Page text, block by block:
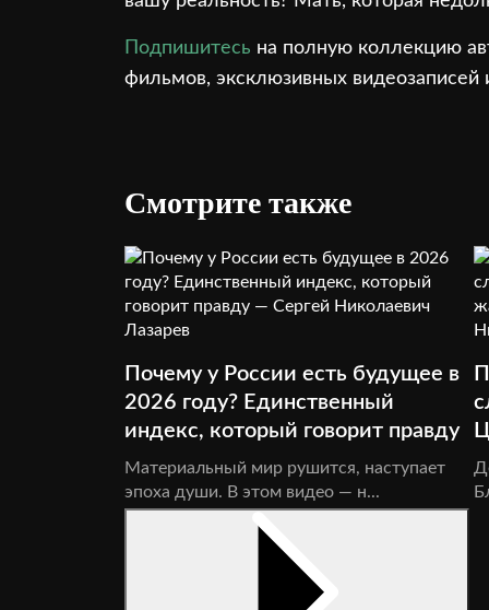
Подпишитесь на полную коллекцию
фильмов, эксклюзивных видеозаписей
Смотрите также
Почему у России есть будущее в
2026 году? Единственный
индекс, который говорит правду
Материальный мир рушится, наступает
эпоха души. В этом видео — н...